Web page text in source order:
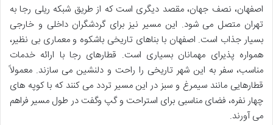
اصفهان، نصف جهان، مقصد دیگری است که از طریق شبکه ریلی رجا به
تهران متصل می شود. این مسیر نیز برای گردشگران داخلی و خارجی
بسیار جذاب است. اصفهان با بناهای تاریخی باشکوه و معماری بی نظیر،
همواره پذیرای مهمانان بسیاری است. قطارهای رجا با ارائه خدمات
مناسب، سفر به این شهر تاریخی را راحت و دلنشین می سازند. معمولاً
قطارهایی مانند سیمرغ و سبز در این مسیر تردد می کنند که با کوپه های
چهار نفره، فضای مناسبی برای استراحت و گپ وگفت در طول مسیر فراهم
می آورند.